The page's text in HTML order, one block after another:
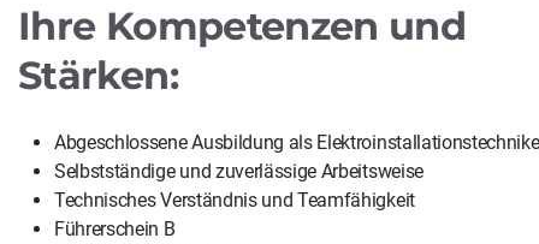
Ihre Kompetenzen und
Stärken:
Abgeschlossene Ausbildung als
Selbstständige und zuverlässige Arbeitsweise
Technisches Verständnis und Teamfähigkeit
Führerschein B